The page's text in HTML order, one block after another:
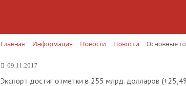
Главная Информация Новости Новости Основные
09.11.2017
Экспорт достиг отметки в 255 млрд. долларов